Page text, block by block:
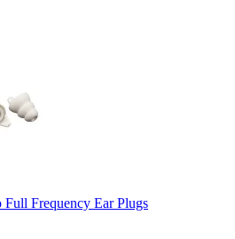
Frequency Ear Plugs